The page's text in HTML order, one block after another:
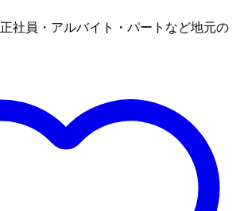
正社員・アルバイト・パートなど地元の